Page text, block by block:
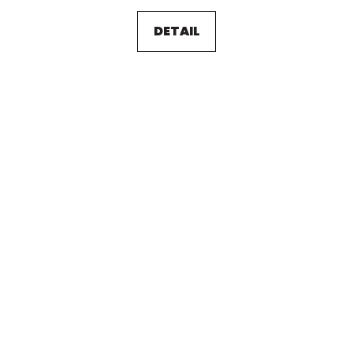
DETAIL